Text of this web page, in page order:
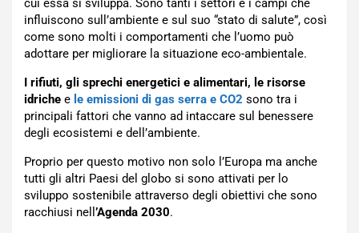
cui essa si sviluppa. Sono tanti i settori e i campi che
influiscono sull’ambiente e sul suo “stato di salute”, così
come sono molti i comportamenti che l’uomo può
adottare per migliorare la situazione eco-ambientale.
I rifiuti, gli sprechi energetici e alimentari, le risorse
idriche e le emissioni di gas serra e CO2 sono tra i
principali fattori che vanno ad intaccare sul benessere
degli ecosistemi e dell’ambiente.
Proprio per questo motivo non solo l’Europa ma anche
tutti gli altri Paesi del globo si sono attivati per lo
sviluppo sostenibile attraverso degli obiettivi che sono
racchiusi nell ’Agenda 2030.